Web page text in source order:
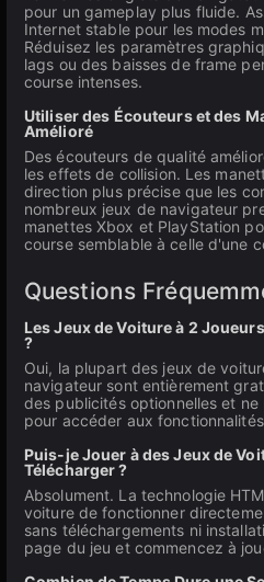
pour un gameplay plus fluide.
Internet stable pour les modes
Réduisez les paramètres
lags ou des baisses de frame
course intenses.
Utiliser des Écouteurs et des
Amélioré
Des écouteurs de qualité
les effets de collision. Les
direction plus précise que les
nombreux jeux de navigateur
manettes Xbox et PlayStation
course semblable à celle d'une
Questions
Les Jeux de Voiture à 2
?
Oui, la plupart des jeux de
navigateur sont entièrement
des publicités optionnelles et
pour accéder aux
Puis-je Jouer à des Jeux de
Télécharger ?
Absolument. La technologie
voiture de fonctionner
sans téléchargements ni
page du jeu et commencez à